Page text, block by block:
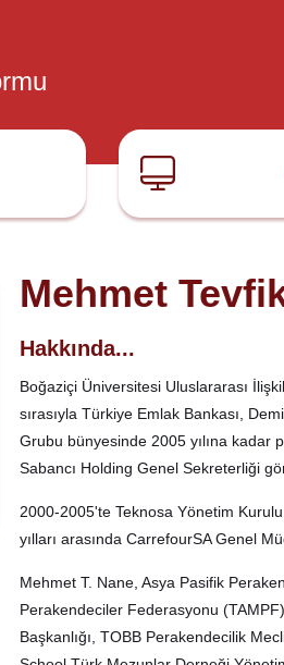
Mehmet
Hakkında...
Boğaziçi Üniversitesi Uluslararası
sırasıyla Türkiye Emlak Bankası,
Grubu bünyesinde 2005 yılına kadar
Sabancı Holding Genel Sekreterliği
2000-2005'te Teknosa Yönetim
yılları arasında CarrefourSA Genel
Mehmet T. Nane, Asya Pasifik
Perakendeciler Federasyonu
Başkanlığı, TOBB Perakendecilik